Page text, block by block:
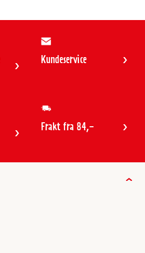
Kundeservice
Frakt fra 84,-